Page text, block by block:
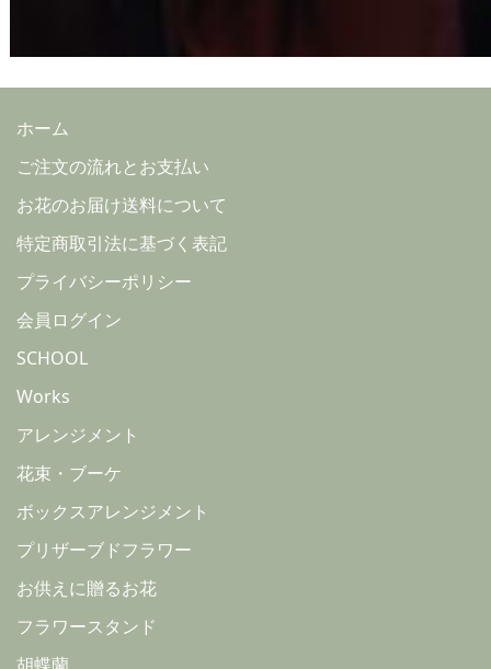
ホーム
ご注文の流れとお支払い
お花のお届け送料について
特定商取引法に基づく表記
プライバシーポリシー
会員ログイン
SCHOOL
Works
アレンジメント
花束・ブーケ
ボックスアレンジメント
プリザーブドフラワー
お供えに贈るお花
フラワースタンド